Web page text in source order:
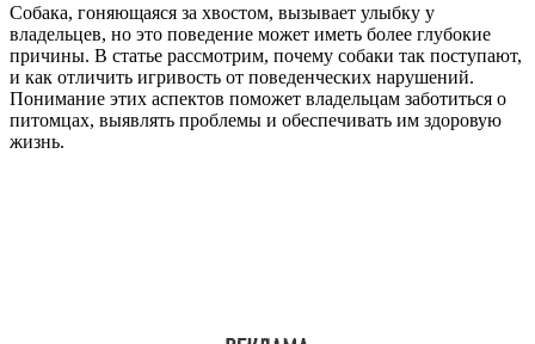
Собака, гоняющаяся за хвостом, вызывает улыбку у
владельцев, но это поведение может иметь более глубокие
причины. В статье рассмотрим, почему собаки так поступают,
и как отличить игривость от поведенческих нарушений.
Понимание этих аспектов поможет владельцам заботиться о
питомцах, выявлять проблемы и обеспечивать им здоровую
жизнь.